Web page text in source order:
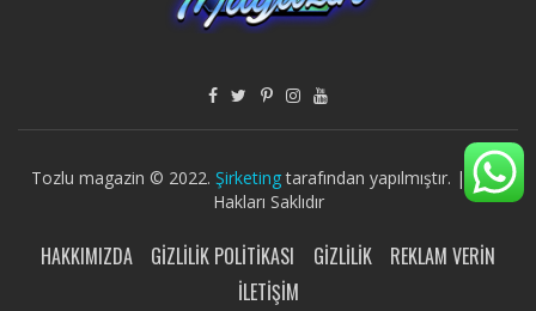
Tozlu magazin © 2022. Şirketingtarafından yapılmıştır. | Tüm
Hakları Saklıdır
HAKKIMIZDA GIZLILIK POLITIKASI GIZLILIK
REKLAM VERIN
İLETIŞIM